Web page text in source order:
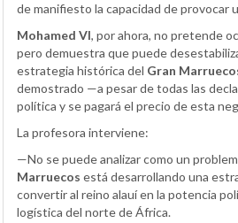
de manifiesto la capacidad de provocar
Mohamed VI, por ahora, no pretende
pero demuestra que puede
estrategia histórica del Gran
demostrado —a pesar de todas las
política y se pagará el precio de esta
La profesora interviene:
—No se puede analizar como un
Marruecos está desarrollando una
convertir al reino alauí en la potencia
logística del norte de África.